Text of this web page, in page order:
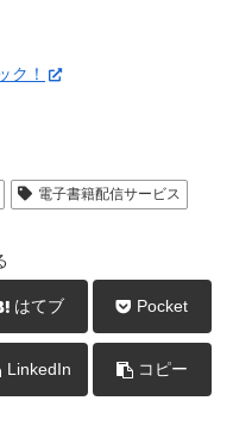
ク！
電子書籍配信サービス
はてブ Pocket
LinkedIn コピー